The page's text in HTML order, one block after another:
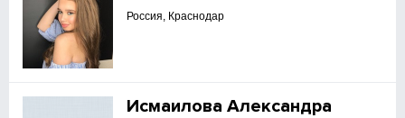
Россия, Краснодар
Исмаилова Александра